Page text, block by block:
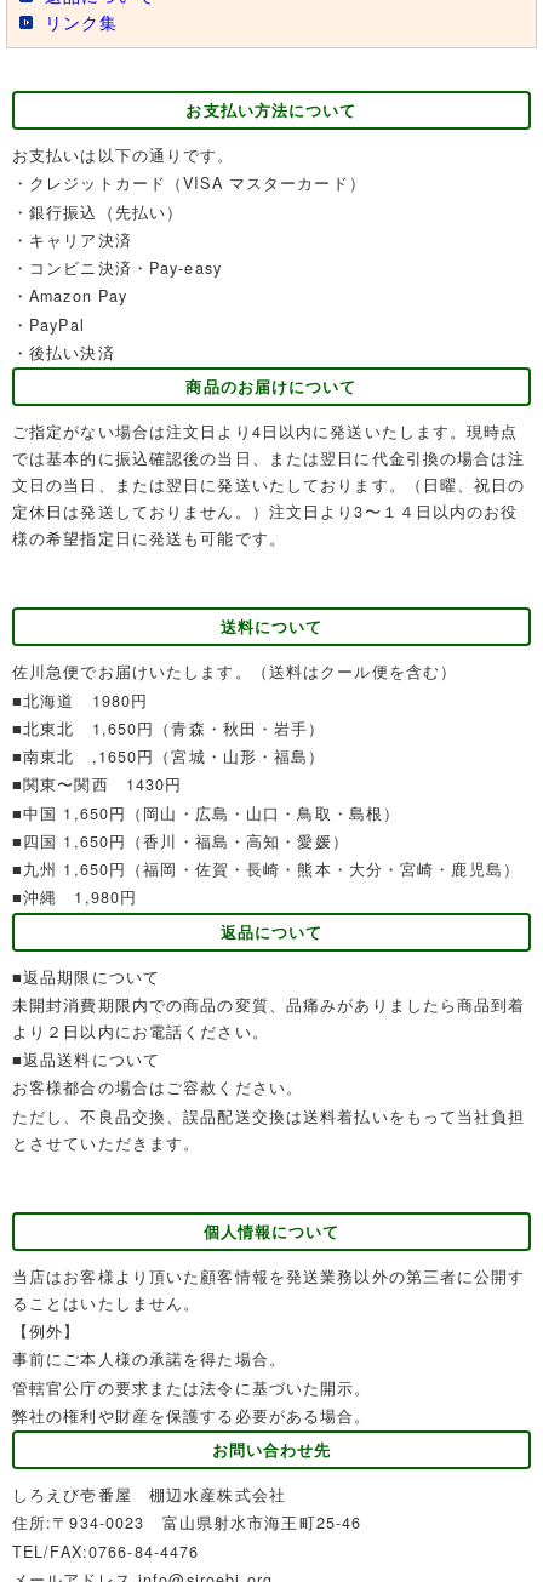
リンク集
お支払い方法について
お支払いは以下の通りです。
・クレジットカード（VISA マスターカード）
・銀行振込（先払い）
・キャリア決済
・コンビニ決済・Pay-easy
・Amazon Pay
・PayPal
・後払い決済
商品のお届けについて
ご指定がない場合は注文日より4日以内に発送いたします。現時点
では基本的に振込確認後の当日、または翌日に代金引換の場合は注
文日の当日、または翌日に発送いたしております。（日曜、祝日の
定休日は発送しておりません。）注文日より3〜１４日以内のお役
様の希望指定日に発送も可能です。
送料について
佐川急便でお届けいたします。（送料はクール便を含む）
■北海道 1980円
■北東北 1,650円（青森・秋田・岩手）
■南東北 ,1650円（宮城・山形・福島）
■関東〜関西 1430円
■中国 1,650円（岡山・広島・山口・鳥取・島根）
■四国 1,650円（香川・福島・高知・愛媛）
■九州 1,650円（福岡・佐賀・長崎・熊本・大分・宮崎・鹿児島）
■沖縄 1,980円
返品について
■返品期限について
未開封消費期限内での商品の変質、品痛みがありましたら商品到着
より２日以内にお電話ください。
■返品送料について
お客様都合の場合はご容赦ください。
ただし、不良品交換、誤品配送交換は送料着払いをもって当社負担
とさせていただきます。
個人情報について
当店はお客様より頂いた顧客情報を発送業務以外の第三者に公開す
ることはいたしません。
【例外】
事前にご本人様の承諾を得た場合。
管轄官公庁の要求または法令に基づいた開示。
弊社の権利や財産を保護する必要がある場合。
お問い合わせ先
しろえび壱番屋 棚辺水産株式会社
住所:〒934-0023 富山県射水市海王町25-46
TEL/FAX:0766-84-4476